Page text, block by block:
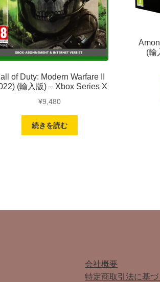
of Duty: Modern Warfare II
(輸入版) – Xbox Series X
¥9,480
続きを読む
(輸
会社概要
特定商取引法に基